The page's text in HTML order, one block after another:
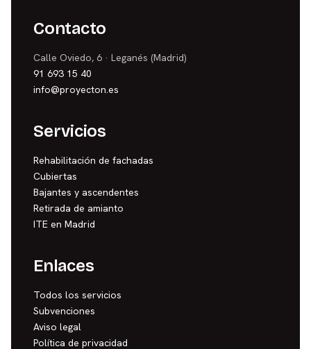
Contacto
Calle Oviedo, 6 · Leganés (Madrid)
91 693 15 40
info@proyecton.es
Servicios
Rehabilitación de fachadas
Cubiertas
Bajantes y ascendentes
Retirada de amianto
ITE en Madrid
Enlaces
Todos los servicios
Subvenciones
Aviso legal
Política de privacidad